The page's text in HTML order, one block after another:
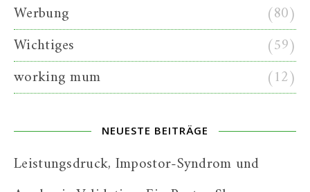
Werbung
(80)
Wichtiges
(59)
working mum
(12)
NEUESTE BEITRÄGE
Leistungsdruck, Impostor-Syndrom und